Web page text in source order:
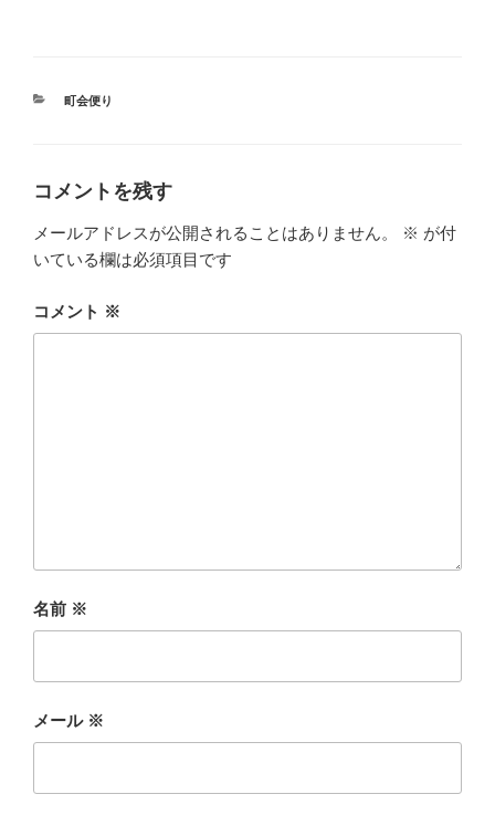
カ
町会便り
コメントを残す
メールアドレスが公開されることはありません。 ※ が付
いている欄は必須項目です
コメント ※
名前 ※
メール ※